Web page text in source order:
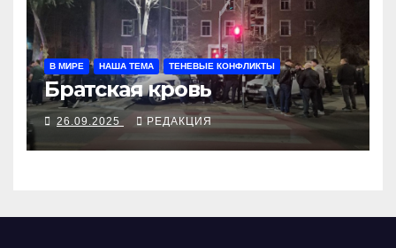
В МИРЕ НАША ТЕМА ТЕНЕВЫЕ КОНФЛИКТЫ
Братская кровь
26.09.2025 РЕДАКЦИЯ